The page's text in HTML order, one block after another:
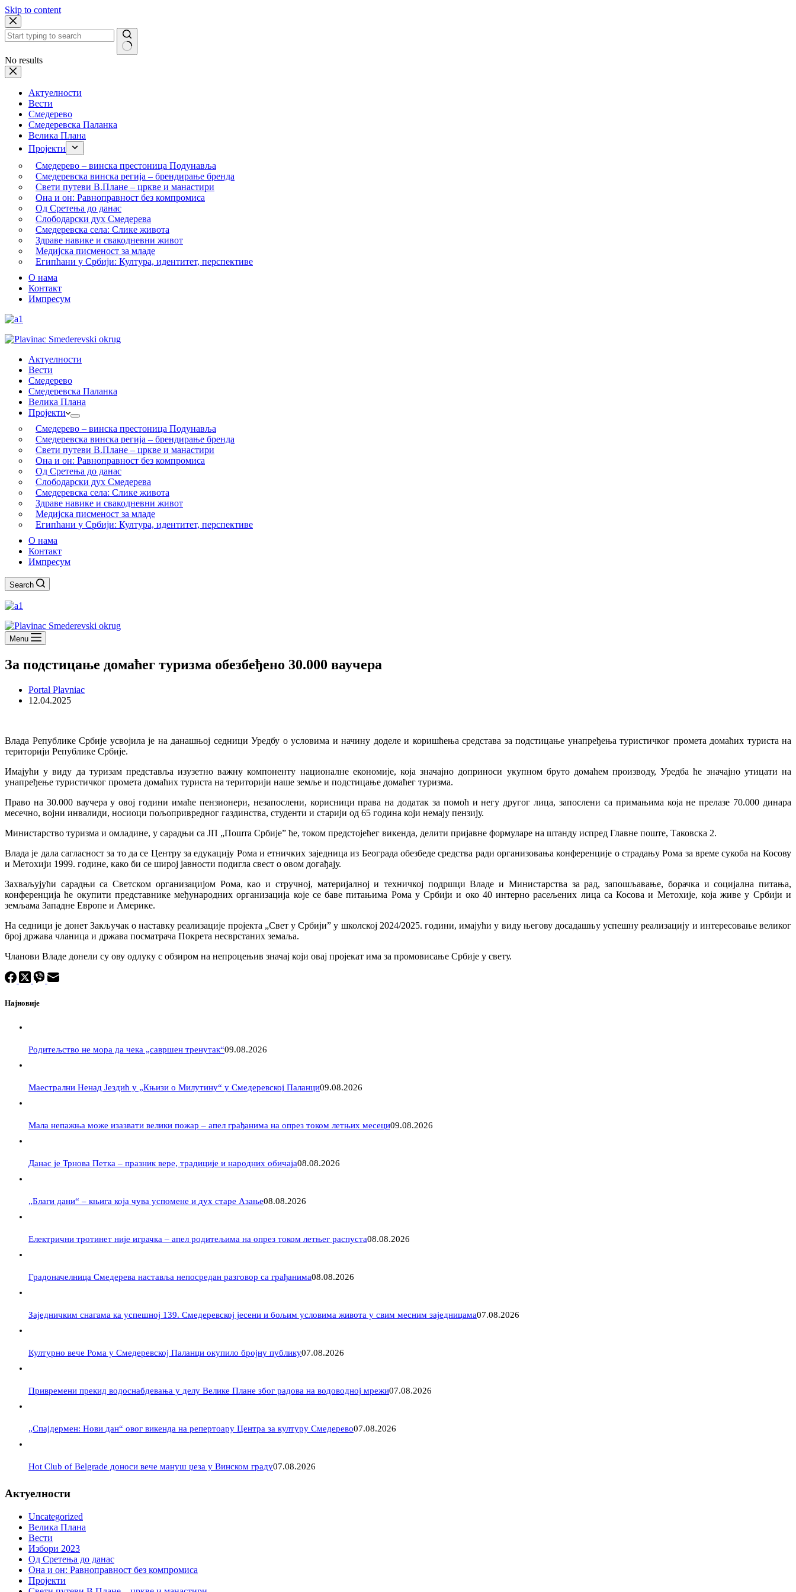
Skip to content
No results
Актуелности
Вести
Смедерево
Смедеревска Паланка
Велика Плана
Пројекти
Смедерево – винска престоница Подунавља
Смедеревска винска регија – брендирање бренда
Свети путеви В.Плане – цркве и манастири
Она и он: Равноправност без компромиса
Од Сретења до данас
Слободарски дух Смедерева
Смедеревска села: Слике живота
Здраве навике и свакодневни живот
Медијска писменост за младе
Египћани у Србији: Култура, идентитет, перспективе
О нама
Контакт
Импресум
Актуелности
Вести
Смедерево
Смедеревска Паланка
Велика Плана
Пројекти
Смедерево – винска престоница Подунавља
Смедеревска винска регија – брендирање бренда
Свети путеви В.Плане – цркве и манастири
Она и он: Равноправност без компромиса
Од Сретења до данас
Слободарски дух Смедерева
Смедеревска села: Слике живота
Здраве навике и свакодневни живот
Медијска писменост за младе
Египћани у Србији: Култура, идентитет, перспективе
О нама
Контакт
Импресум
Search
Menu
За подстицање домаћег туризма обезбеђено 30.000 ваучера
Portal Plavniac
12.04.2025
Влада Републике Србије усвојила је на данашњој седници Уредбу о условима и начину доделе и коришћења средстава за подстицање унапређења туристичког промета домаћих туриста на
територији Републике Србије.
Имајући у виду да туризам представља изузетно важну компоненту националне економије, која значајно доприноси укупном бруто домаћем производу, Уредба ће значајно утицати на
унапређење туристичког промета домаћих туриста на територији наше земље и подстицање домаћег туризма.
Право на 30.000 ваучера у овој години имаће пензионери, незапослени, корисници права на додатак за помоћ и негу другог лица, запослени са примањима која не прелазе 70.000 динара
месечно, војни инвалиди, носиоци пољопривредног газдинства, студенти и старији од 65 година који немају пензију.
Министарство туризма и омладине, у сарадњи са ЈП „Пошта Србијеˮ ће, током предстојећег викенда, делити пријавне формуларе на штанду испред Главне поште, Таковска 2.
Влада је дала сагласност за то да се Центру за едукацију Рома и етничких заједница из Београда обезбеде средства ради организовања конференције о страдању Рома за време сукоба на Косову
и Метохији 1999. године, како би се широј јавности подигла свест о овом догађају.
Захваљујући сарадњи са Светском организацијом Рома, као и стручној, материјалној и техничкој подршци Владе и Министарства за рад, запошљавање, борачка и социјална питања,
конференција ће окупити представнике међународних организација које се баве питањима Рома у Србији и око 40 интерно расељених лица са Косова и Метохије, која живе у Србији и
земљама Западне Европе и Америке.
На седници је донет Закључак o наставку реализације пројекта „Свет у Србији” у школској 2024/2025. години, имајући у виду његову досадашњу успешну реализацију и интересовање великог
број држава чланица и држава посматрача Покрета несврстаних земаља.
Чланови Владе донели су ову одлуку с обзиром на непроцењив значај који овај пројекат има за промовисање Србије у свету.
Најновије
Родитељство не мора да чека „савршен тренутак“09.08.2026
Маестрални Ненад Јездић у „Књизи о Милутину“ у Смедеревској Паланци09.08.2026
Мала непажња може изазвати велики пожар – апел грађанима на опрез током летњих месеци09.08.2026
Данас је Трнова Петка – празник вере, традиције и народних обичаја08.08.2026
„Благи дани“ – књига која чува успомене и дух старе Азање08.08.2026
Електрични тротинет није играчка – апел родитељима на опрез током летњег распуста08.08.2026
Градоначелница Смедерева наставља непосредан разговор са грађанима08.08.2026
Заједничким снагама ка успешној 139. Смедеревској јесени и бољим условима живота у свим месним заједницама07.08.2026
Културно вече Рома у Смедеревској Паланци окупило бројну публику07.08.2026
Привремени прекид водоснабдевања у делу Велике Плане због радова на водоводној мрежи07.08.2026
„Спајдермен: Нови дан“ овог викенда на репертоару Центра за културу Смедерево07.08.2026
Hot Club of Belgrade доноси вече мануш џеза у Винском граду07.08.2026
Актуелности
Uncategorized
Велика Плана
Вести
Избори 2023
Од Сретења до данас
Она и он: Равноправност без компромиса
Пројекти